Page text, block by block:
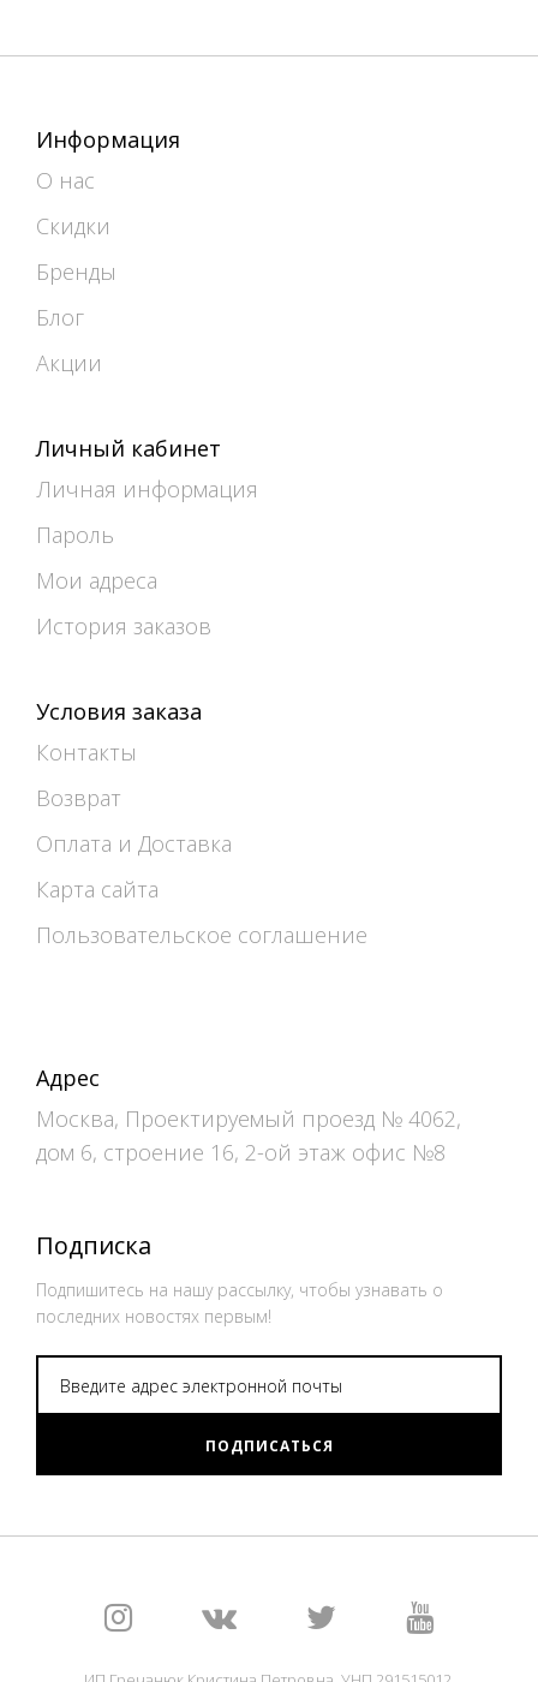
Информация
О нас
Скидки
Бренды
Блог
Акции
Личный кабинет
Личная информация
Пароль
Мои адреса
История заказов
Условия заказа
Контакты
Возврат
Оплата и Доставка
Карта сайта
Пользовательское соглашение
Адрес
Москва, Проектируемый проезд № 4062,
дом 6, строение 16, 2-ой этаж офис №8
Подписка
Подпишитесь на нашу рассылку, чтобы узнавать о
последних новостях первым!
ПОДПИСАТЬСЯ